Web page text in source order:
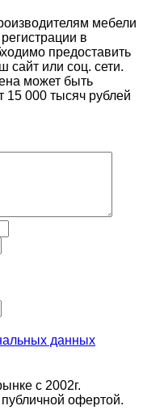
мебели
в
предоставить
сайт или соц. сети.
может быть
15 000 тысяч рублей
данных
с 2002г.
офертой.